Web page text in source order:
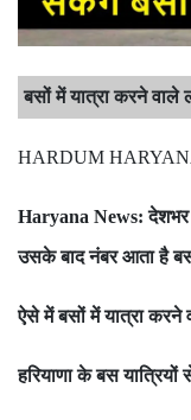
बसों में यात्रा करने
HARDUM
Haryana News:
उसके बाद नंबर आता है
ऐसे में बसों में यात्रा
हरियाणा के बस